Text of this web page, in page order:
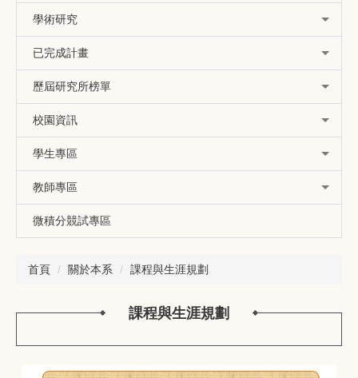
學術研究
已完成計畫
歷屆研究所榜單
校園資訊
學生專區
教師專區
微積分競試專區
首頁 關於本系 課程與生涯規劃
課程與生涯規劃